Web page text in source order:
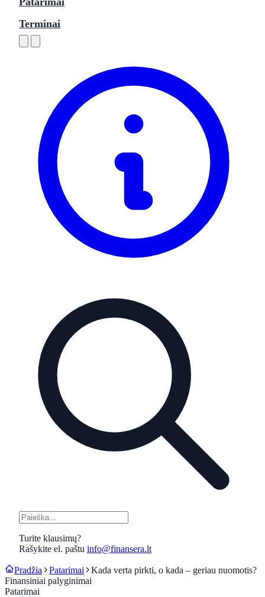
Terminai
Turite klausimų?
Rašykite el. paštu info@finansera.lt
Pradžia Patarimai
Kada verta pirkti, o kada – geriau nuomotis?
Finansiniai palyginimai
Patarimai